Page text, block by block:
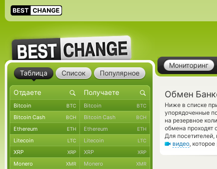
Мониторинг
Обмен
Ниже в списке
упорядоченные
на резервное
обмена проходят
Для
видео,
Таблица Список Популярное
Bitcoin BTC Bitcoin BTC
Bitcoin Cash BCH Bitcoin Cash BCH
Ethereum ETH Ethereum ETH
Litecoin LTC Litecoin LTC
XRP XRP XRP XRP
Monero XMR Monero XMR